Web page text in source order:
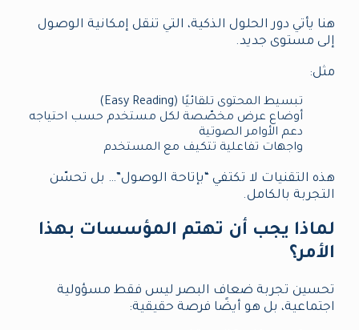
هنا يأتي دور الحلول الذكية، التي تنقل إمكانية الوصول
إلى مستوى جديد.
مثل:
تبسيط المحتوى تلقائيًا (Easy Reading)
أوضاع عرض مخصّصة لكل مستخدم حسب احتياجه
دعم الأوامر الصوتية
واجهات تفاعلية تتكيف مع المستخدم
هذه التقنيات لا تكتفي “بإتاحة الوصول”… بل تحسّن
التجربة بالكامل.
لماذا يجب أن تهتم المؤسسات بهذا
الأمر؟
تحسين تجربة ضعاف البصر ليس فقط مسؤولية
اجتماعية، بل هو أيضًا فرصة حقيقية: